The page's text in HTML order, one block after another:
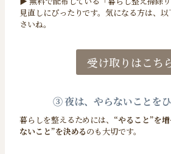
見直しにぴったりです。気になる方は、
さいね。
受け取りはこち
③ 夜は、やらないことを
暮らしを整えるためには、 “やること”を
ないこと”を決めるのも大切です。